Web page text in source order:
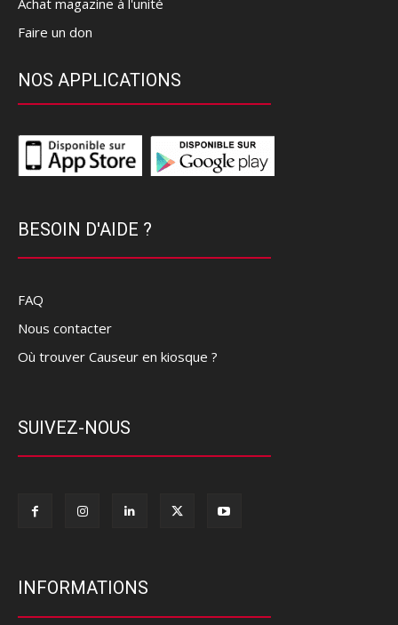
Faire un don
NOS APPLICATIONS
BESOIN D'AIDE ?
FAQ
Nous contacter
Où trouver Causeur en kiosque ?
SUIVEZ-NOUS
INFORMATIONS